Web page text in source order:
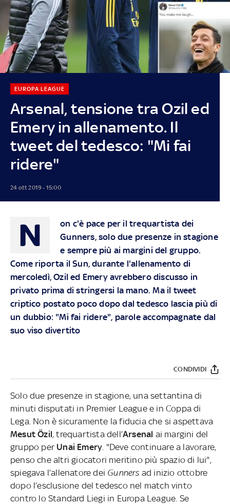
Arsenal, tensione tra Ozil ed
Emery in allenamento. Il
tweet del tedesco: "Mi fai
ridere"
EUROPA LEAGUE
24 ott 2019 - 15:00
N
on c'è pace per il trequartista dei
Gunners, solo due presenze in stagione
e sempre più ai margini del gruppo.
Come riporta il Sun, durante l'allenamento di
mercoledì, Ozil ed Emery avrebbero discusso in
privato prima di stringersi la mano. Ma il tweet
criptico postato poco dopo dal tedesco lascia più di
un dubbio: "Mi fai ridere", parole accompagnate dal
suo viso divertito
CONDIVIDI
Solo due presenze in stagione, una settantina di
minuti disputati in Premier League e in Coppa di
Lega. Non è sicuramente la fiducia che si aspettava
Mesut Özil, trequartista dell’Arsenal ai margini del
gruppo per Unai Emery . "Deve continuare a lavorare,
penso che altri giocatori meritino più spazio di lui",
spiegava l’allenatore dei Gunners ad inizio ottobre
dopo l’esclusione del tedesco nel match vinto
contro lo Standard Liegi in Europa League. Se